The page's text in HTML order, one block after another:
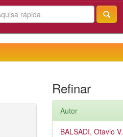
Refinar
Autor
BALSADI, Otavio V.